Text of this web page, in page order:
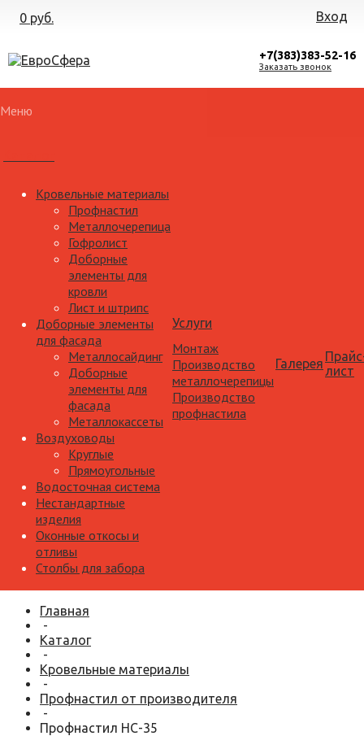
0 руб. Вход
+7(383)383-52-16
Заказать звонок
Меню
Кровельные материалы
Профнастил
Металлочерепица
Гофролист
Доборные
элементы для
кровли
Лист и штрипс
Доборные элементы
для фасада
Металлосайдинг
Доборные
элементы для
фасада
Металлокассеты
Воздуховоды
Круглые
Прямоугольные
Водосточная система
Нестандартные
изделия
Оконные откосы и
отливы
Столбы для забора
Услуги
Монтаж
Производство
металлочерепицы
Производство
профнастила
Галерея лист
Главная
-
Каталог
-
Кровельные материалы
-
Профнастил от производителя
-
Профнастил НС-35